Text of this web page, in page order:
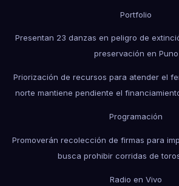
Portfolio
Presentan 23 danzas en peligro de
preservación en Puno
Priorización de recursos para atender el
norte mantiene pendiente el
Programación
Promoverán recolección de firmas para
busca prohibir corridas de
Radio en Vivo